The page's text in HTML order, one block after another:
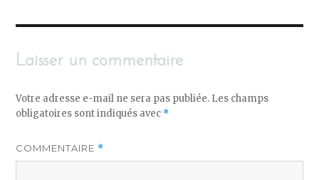
Laisser un commentaire
Votre adresse e-mail ne sera pas publiée. Les champs
obligatoires sont indiqués avec *
COMMENTAIRE *